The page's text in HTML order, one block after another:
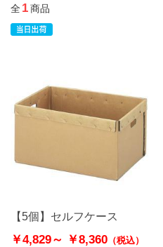
全1商品
【5個】セルフケース
￥4,829～ ￥8,360 （税込）